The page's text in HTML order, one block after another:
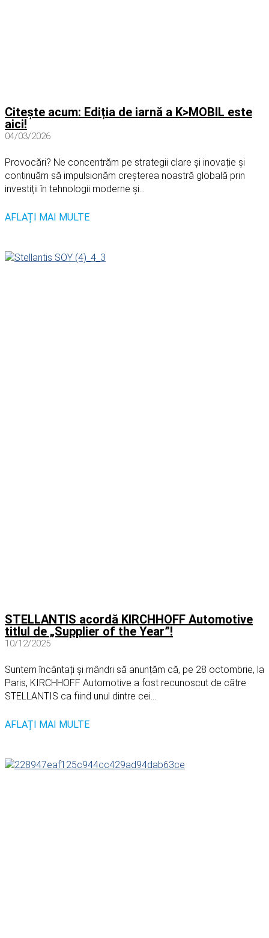
Citește acum: Ediția de iarnă a K>MOBIL este
aici!
04/03/2026
Provocări? Ne concentrăm pe strategii clare și inovație și
continuăm să impulsionăm creșterea noastră globală prin
investiții în tehnologii moderne și...
AFLAȚI MAI MULTE
STELLANTIS acordă KIRCHHOFF Automotive
titlul de „Supplier of the Year”!
10/12/2025
Suntem încântați și mândri să anunțăm că, pe 28 octombrie, la
Paris, KIRCHHOFF Automotive a fost recunoscut de către
STELLANTIS ca fiind unul dintre cei...
AFLAȚI MAI MULTE